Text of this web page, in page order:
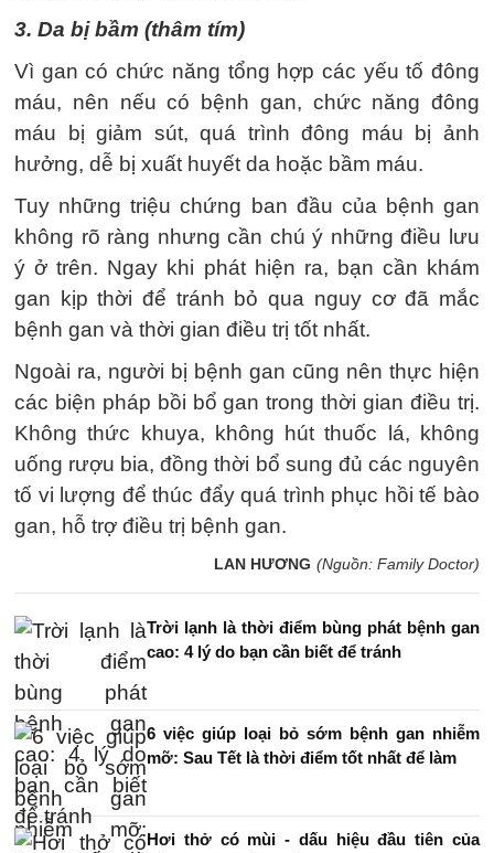
3. Da bị bầm (thâm tím)
Vì gan có chức năng tổng hợp các yếu tố đông
máu, nên nếu có bệnh gan, chức năng đông
máu bị giảm sút, quá trình đông máu bị ảnh
hưởng, dễ bị xuất huyết da hoặc bầm máu.
Tuy những triệu chứng ban đầu của bệnh gan
không rõ ràng nhưng cần chú ý những điều lưu
ý ở trên. Ngay khi phát hiện ra, bạn cần khám
gan kịp thời để tránh bỏ qua nguy cơ đã mắc
bệnh gan và thời gian điều trị tốt nhất.
Ngoài ra, người bị bệnh gan cũng nên thực hiện
các biện pháp bồi bổ gan trong thời gian điều trị.
Không thức khuya, không hút thuốc lá, không
uống rượu bia, đồng thời bổ sung đủ các nguyên
tố vi lượng để thúc đẩy quá trình phục hồi tế bào
gan, hỗ trợ điều trị bệnh gan.
LAN HƯƠNG (Nguồn: Family Doctor)
Trời lạnh là thời điểm bùng phát bệnh gan
cao: 4 lý do bạn cần biết để tránh
6 việc giúp loại bỏ sớm bệnh gan nhiễm
mỡ: Sau Tết là thời điểm tốt nhất để làm
Hơi thở có mùi - dấu hiệu đầu tiên của